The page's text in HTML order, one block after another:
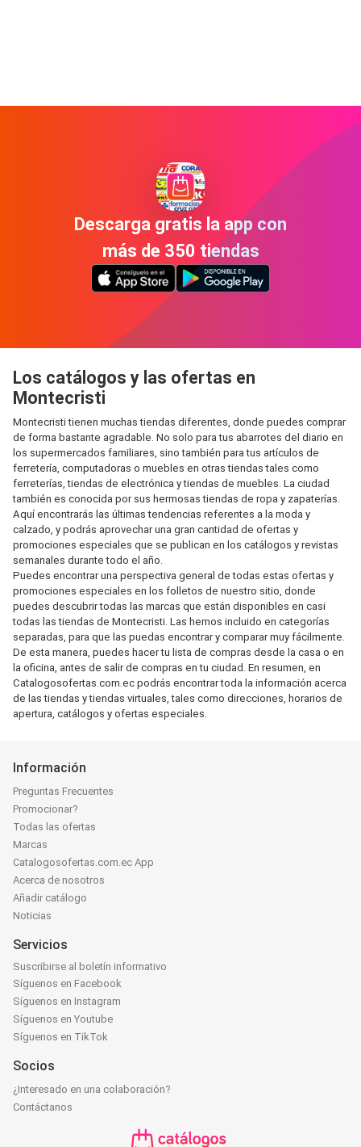
Descarga gratis la app con
más de 350 tiendas
Los catálogos y las ofertas en
Montecristi
Montecristi tienen muchas tiendas diferentes, donde puedes comprar
de forma bastante agradable. No solo para tus abarrotes del diario en
los supermercados familiares, sino también para tus artículos de
ferretería, computadoras o muebles en otras tiendas tales como
ferreterías, tiendas de electrónica y tiendas de muebles. La ciudad
también es conocida por sus hermosas tiendas de ropa y zapaterías.
Aquí encontrarás las últimas tendencias referentes a la moda y
calzado, y podrás aprovechar una gran cantidad de ofertas y
promociones especiales que se publican en los catálogos y revistas
semanales durante todo el año.
Puedes encontrar una perspectiva general de todas estas ofertas y
promociones especiales en los folletos de nuestro sitio, donde
puedes descubrir todas las marcas que están disponibles en casi
todas las tiendas de Montecristi. Las hemos incluido en categorías
separadas, para que las puedas encontrar y comparar muy fácilmente.
De esta manera, puedes hacer tu lista de compras desde la casa o en
la oficina, antes de salir de compras en tu ciudad. En resumen, en
Catalogosofertas.com.ec podrás encontrar toda la información acerca
de las tiendas y tiendas virtuales, tales como direcciones, horarios de
apertura, catálogos y ofertas especiales.
Información
Preguntas Frecuentes
Promocionar?
Todas las ofertas
Marcas
Catalogosofertas.com.ec App
Acerca de nosotros
Añadir catálogo
Noticias
Servicios
Suscribirse al boletín informativo
Síguenos en Facebook
Síguenos en Instagram
Síguenos en Youtube
Síguenos en TikTok
Socios
¿Interesado en una colaboración?
Contáctanos